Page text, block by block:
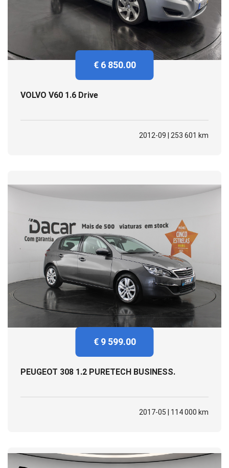
€ 6 850.00
VOLVO V60 1.6 Drive
2012-09 | 253 601 km
€ 9 599.00
PEUGEOT 308 1.2 PURETECH BUSINESS.
2017-05 | 114 000 km